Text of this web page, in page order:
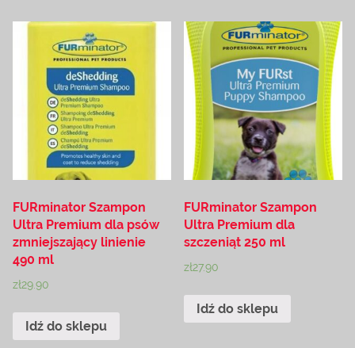
FURminator Szampon
Ultra Premium dla psów
zmniejszający linienie
490 ml
zł29.90
Idź do sklepu
FURminator Szampon
Ultra Premium dla
szczeniąt 250 ml
zł27.90
Idź do sklepu